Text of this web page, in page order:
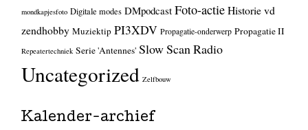
mondkapjesfoto Digitale modes DMpodcast Foto-actieHistorie vd
zendhobby Muziektip PI3XDV Propagatie-onderwerp Propagatie II
Repeatertechniek Serie 'Antennes' Slow Scan Radio
Uncategorized Zelfbouw
Kalender-archief